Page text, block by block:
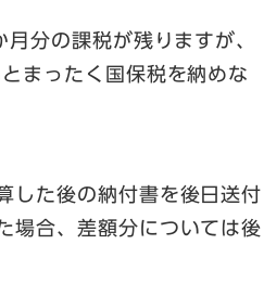
分の課税が残りますが、
まったく国保税を納めな
した後の納付書を後日送付
場合、差額分については後